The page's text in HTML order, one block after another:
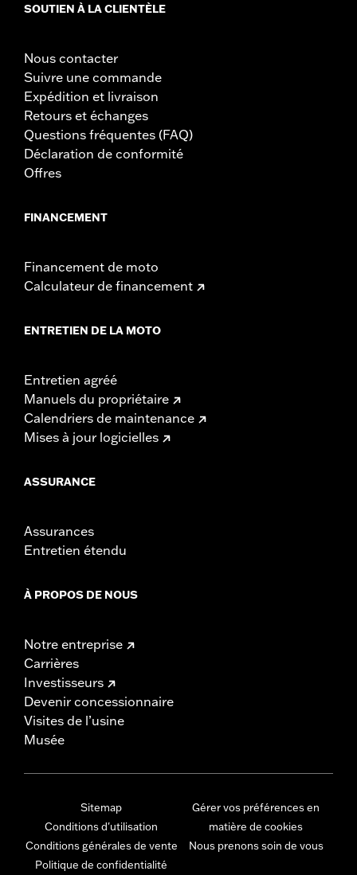
SOUTIEN À LA CLIENTÈLE
Nous contacter
Suivre une commande
Expédition et livraison
Retours et échanges
Questions fréquentes (FAQ)
Déclaration de conformité
Offres
FINANCEMENT
Financement de moto
Calculateur de financement
ENTRETIEN DE LA MOTO
Entretien agréé
Manuels du propriétaire
Calendriers de maintenance
Mises à jour logicielles
ASSURANCE
Assurances
Entretien étendu
À PROPOS DE NOUS
Notre entreprise
Carrières
Investisseurs
Devenir concessionnaire
Visites de l’usine
Musée
Sitemap
Conditions d'utilisation
Conditions générales de vente
Politique de confidentialité
Gérer vos préférences en
matière de cookies
Nous prenons soin de vous